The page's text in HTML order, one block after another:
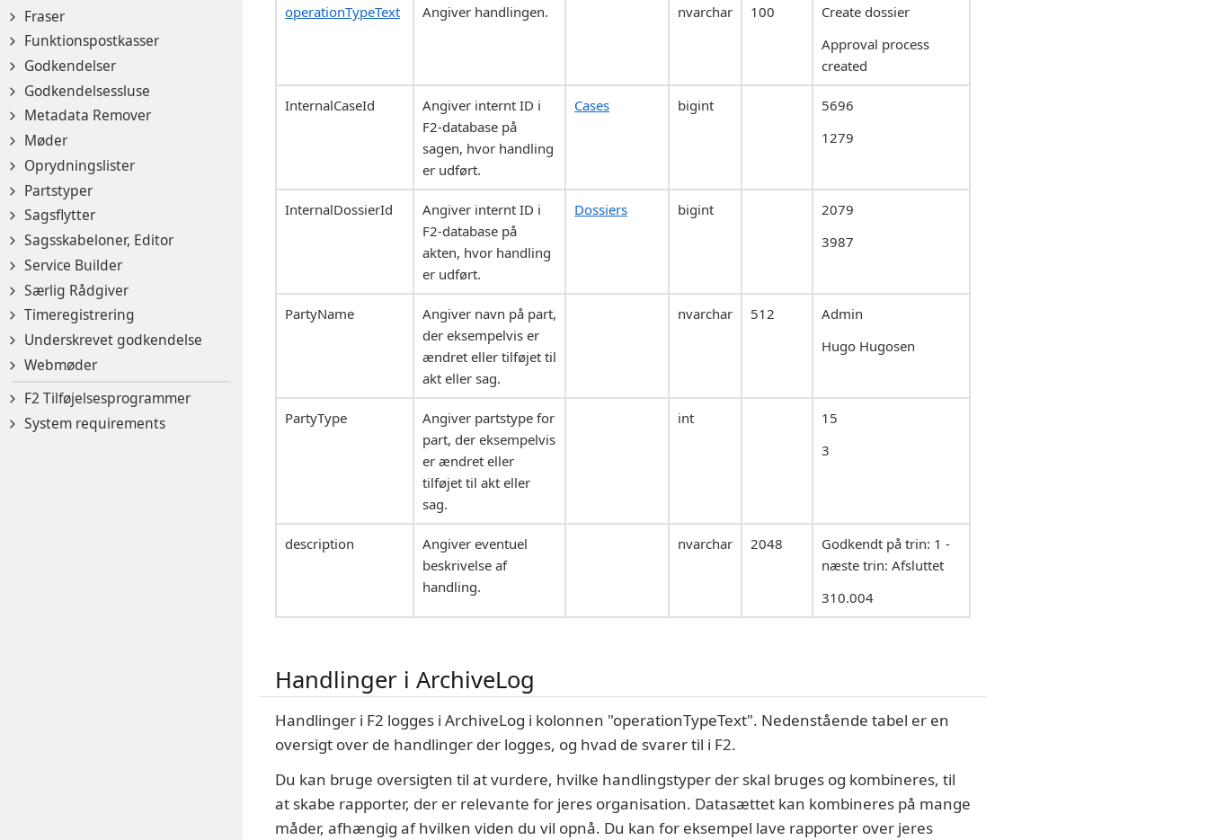
Fraser
Funktionspostkasser
Godkendelser
Godkendelsessluse
Metadata Remover
Møder
Oprydningslister
Partstyper
Sagsflytter
Sagsskabeloner, Editor
Service Builder
Særlig Rådgiver
Timeregistrering
Underskrevet godkendelse
Webmøder
F2 Tilføjelsesprogrammer
System requirements
operationTypeText Angiver handlingen. nvarchar 100
Create dossier
Approval process
created
InternalCaseId
Angiver internt ID i
F2-database på
sagen, hvor handling
er udført.
Cases bigint
5696
1279
InternalDossierId
Angiver internt ID i
F2-database på
akten, hvor handling
er udført.
Dossiers bigint
2079
3987
PartyName
Angiver navn på part,
der eksempelvis er
ændret eller tilføjet til
akt eller sag.
nvarchar 512
Admin
Hugo Hugosen
PartyType
Angiver partstype for
part, der eksempelvis
er ændret eller
tilføjet til akt eller
sag.
int
15
3
description
Angiver eventuel
beskrivelse af
handling.
nvarchar 2048
Godkendt på trin: 1 -
næste trin: Afsluttet
310.004
Handlinger i ArchiveLog
Handlinger i F2 logges i ArchiveLog i kolonnen "operationTypeText". Nedenstående tabel er en
oversigt over de handlinger der logges, og hvad de svarer til i F2.
Du kan bruge oversigten til at vurdere, hvilke handlingstyper der skal bruges og kombineres, til
at skabe rapporter, der er relevante for jeres organisation. Datasættet kan kombineres på mange
måder, afhængig af hvilken viden du vil opnå. Du kan for eksempel lave rapporter over jeres